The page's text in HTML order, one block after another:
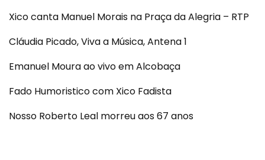
Xico canta Manuel Morais na Praça da Alegria – RTP
Cláudia Picado, Viva a Música, Antena 1
Emanuel Moura ao vivo em Alcobaça
Fado Humoristico com Xico Fadista
Nosso Roberto Leal morreu aos 67 anos